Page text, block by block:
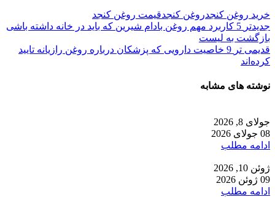
خرید روغن کنجدروغن کنجدقیمت روغن کنجد
جدیدتر 5 کاربرد مهم روغن بادام شیرین که باید در خانه داشته باشی
بازگشت به لیست
قدیمی تر
9 خاصیت دارویی که پزشکان درباره روغن رازیانه تایید
کرده‌اند
نوشته های مشابه
جولای 8, 2026
08 جولای 2026
ادامه مطلب
ژوئن 10, 2026
09 ژوئن 2026
ادامه مطلب